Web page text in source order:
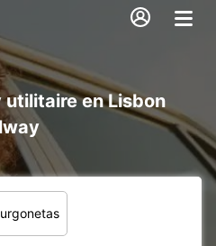
en Lisbon